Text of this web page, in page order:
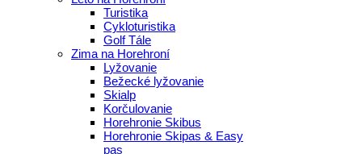
Turistika
Cykloturistika
Golf Tále
Zima na Horehroní
Lyžovanie
Bežecké lyžovanie
Skialp
Korčulovanie
Horehronie Skibus
Horehronie Skipas & Easy
pas